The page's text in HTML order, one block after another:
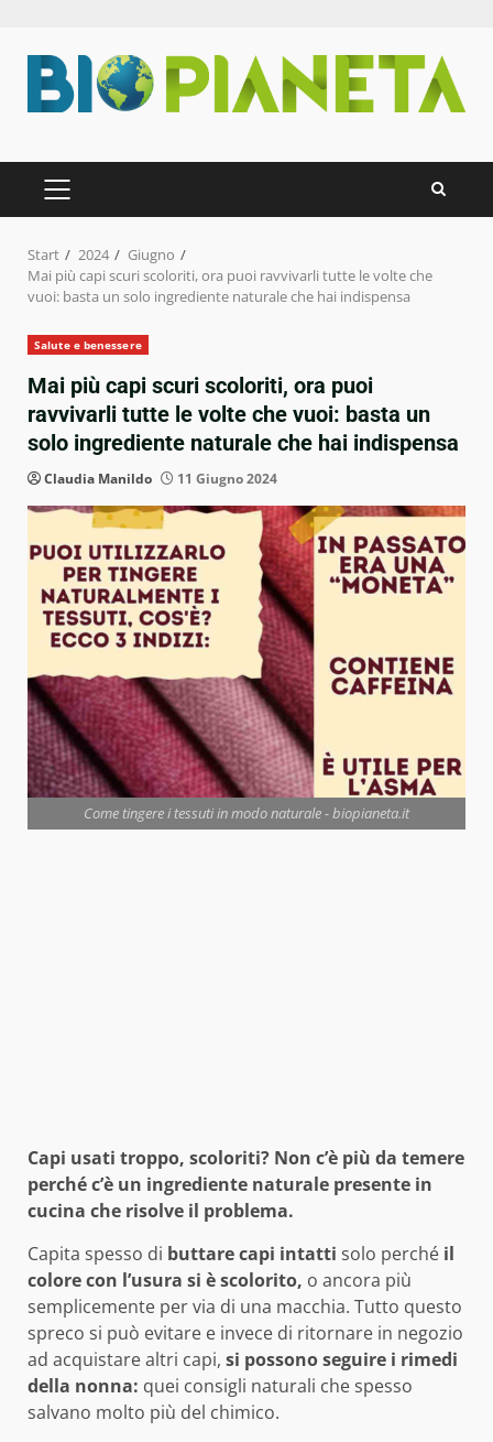
Inhalt
springen
PRIMÄRES
MENÜ
Start 2024
Giugno
Mai più capi scuri scoloriti, ora puoi ravvivarli tutte le volte che
vuoi: basta un solo ingrediente naturale che hai indispensa
Salute e benessere
Mai più capi scuri scoloriti, ora puoi
ravvivarli tutte le volte che vuoi: basta un
solo ingrediente naturale che hai indispensa
Claudia Manildo 11 Giugno 2024
Come tingere i tessuti in modo naturale - biopianeta.it
Capi usati troppo, scoloriti? Non c’è più da temere
perché c’è un ingrediente naturale presente in
cucina che risolve il problema.
Capita spesso di buttare capi intatti solo perché il
colore con l’usura si è scolorito, o ancora più
semplicemente per via di una macchia. Tutto questo
spreco si può evitare e invece di ritornare in negozio
ad acquistare altri capi, si possono seguire i rimedi
della nonna: quei consigli naturali che spesso
salvano molto più del chimico.